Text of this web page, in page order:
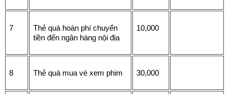
7
Thẻ quà hoàn phí chuyển
tiền đến ngân hàng nội địa
10,000
8 Thẻ quà mua vé xem phim 30,000